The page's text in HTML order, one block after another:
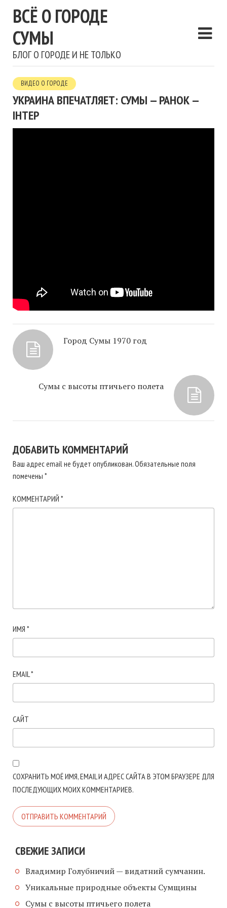
ВСЁ О ГОРОДЕ
СУМЫ
БЛОГ О ГОРОДЕ И НЕ ТОЛЬКО
ВИДЕО О ГОРОДЕ
УКРАИНА ВПЕЧАТЛЯЕТ: СУМЫ — РАНОК —
ІНТЕР
Город Сумы 1970 год
Сумы с высоты птичьего полета
ДОБАВИТЬ КОММЕНТАРИЙ
Ваш адрес email не будет опубликован.Обязательные поля
помечены *
КОММЕНТАРИЙ *
ИМЯ *
EMAIL*
САЙТ
СОХРАНИТЬ МОЁ ИМЯ, EMAIL И АДРЕС САЙТА В ЭТОМ БРАУЗЕРЕ ДЛЯ
ПОСЛЕДУЮЩИХ МОИХ КОММЕНТАРИЕВ.
СВЕЖИЕ ЗАПИСИ
Владимир Голубничий — видатний сумчанин.
Уникальные природные объекты Сумщины
Сумы с высоты птичьего полета